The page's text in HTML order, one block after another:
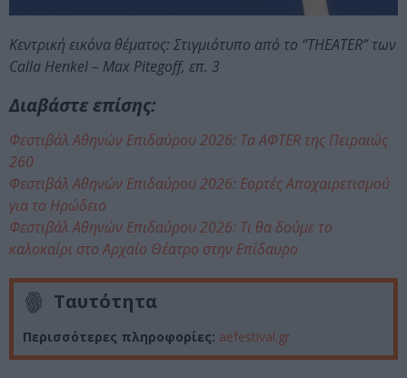
Κεντρική εικόνα θέματος: Στιγμιότυπο από το “THEATER” των
Calla Henkel – Max Pitegoff, επ. 3
Διαβάστε επίσης:
Φεστιβάλ Αθηνών Επιδαύρου 2026: Τα AΦTER της Πειραιώς
260
Φεστιβάλ Αθηνών Επιδαύρου 2026: Εορτές Αποχαιρετισμού
για το Ηρώδειο
Φεστιβάλ Αθηνών Επιδαύρου 2026: Τι θα δούμε το
καλοκαίρι στο Αρχαίο Θέατρο στην Επίδαυρο
Ταυτότητα
Περισσότερες πληροφορίες: aefestival.gr